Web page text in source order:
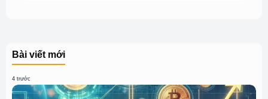
Bài viết mới
4 trước